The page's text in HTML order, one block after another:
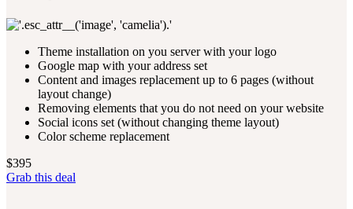
Theme installation on you server with your logo
Google map with your address set
Content and images replacement up to 6 pages (without
layout change)
Removing elements that you do not need on your website
Social icons set (without changing theme layout)
Color scheme replacement
$395
Grab this deal